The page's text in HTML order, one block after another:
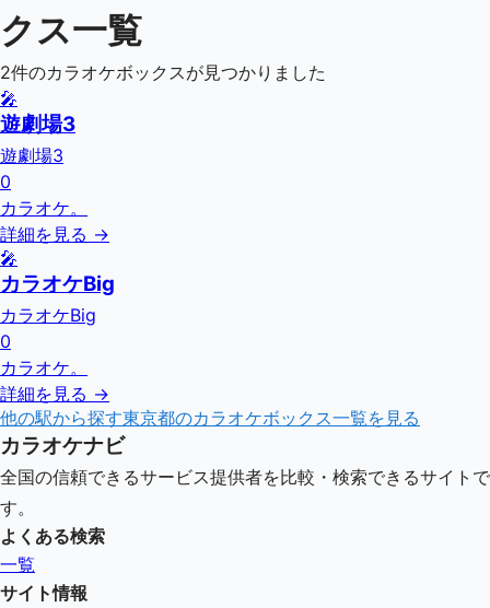
クス一覧
2件のカラオケボックスが見つかりました
🎤
遊劇場3
遊劇場3
0
カラオケ。
詳細を見る →
🎤
カラオケBig
カラオケBig
0
カラオケ。
詳細を見る →
他の駅から探す東京都のカラオケボックス一覧を見る
カラオケナビ
全国の信頼できるサービス提供者を比較・検索できるサイトで
す。
よくある検索
一覧
サイト情報